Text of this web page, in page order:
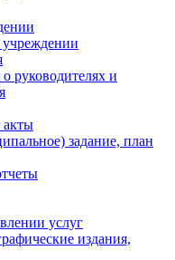
руководителях и
задание, план
услуг
издания,